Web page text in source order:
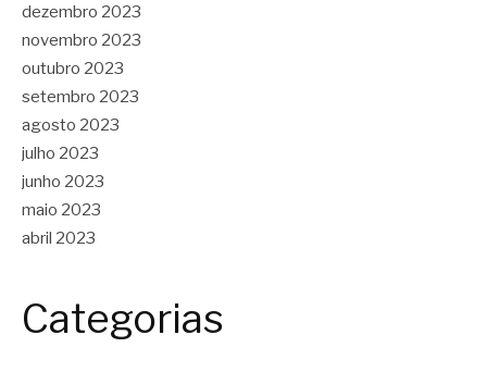
dezembro 2023
novembro 2023
outubro 2023
setembro 2023
agosto 2023
julho 2023
junho 2023
maio 2023
abril 2023
Categorias